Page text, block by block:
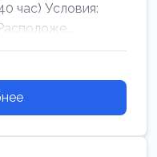
час) Условия: